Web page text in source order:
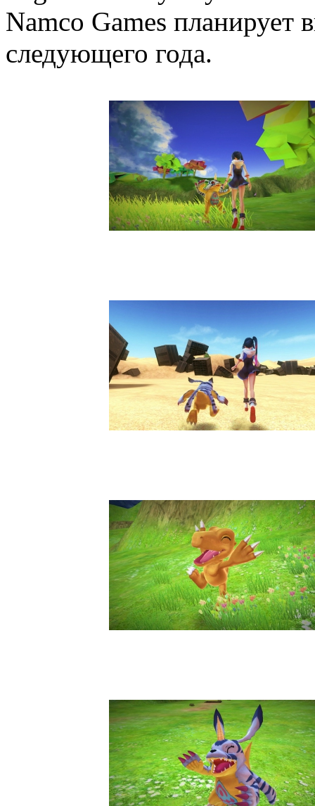
Namco Games планирует
следующего года.